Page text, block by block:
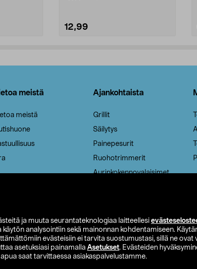
ja muuta seurantateknologiaa laitteellesi
analysointiin sekä mainonnan kohdentamiseen.
evästeisiin ei tarvita suostumustasi, sillä ne ovat
asetuksiasi painamalla Asetukset. Evästeiden
saat tarvittaessa asiakaspalvelustamme.
12,99
meistä
meistä
Ajankohtaista
Grillit
Säilytys
Painepesurit
Ruohotrimmerit
Aurinkokennovalaisimet